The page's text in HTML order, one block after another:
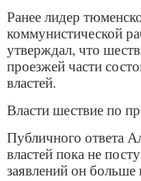
Ранее лидер
коммунистической
утверждал, что
проезжей части
властей.
Власти шествие по
Публичного ответа
властей пока не
заявлений он больше